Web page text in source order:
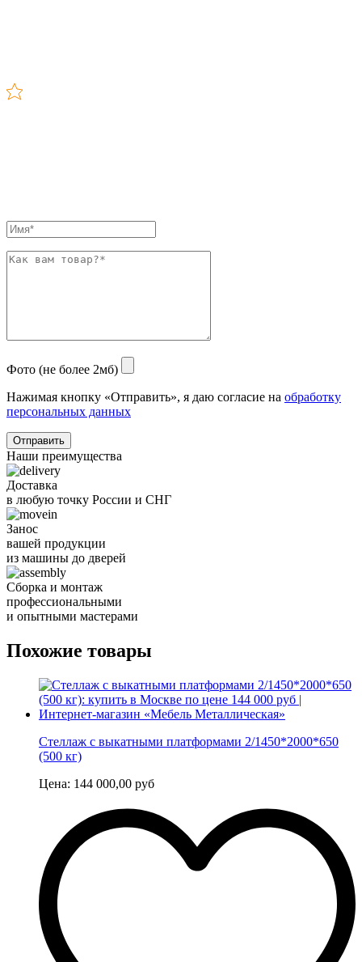
Фото (не более 2мб)
Нажимая кнопку «Отправить», я даю согласие на обработку
персональных данных
Отправить
Наши преимущества
Доставка
в любую точку России и СНГ
Занос
вашей продукции
из машины до дверей
Сборка и монтаж
профессиональными
и опытными мастерами
Похожие товары
Стеллаж с выкатными платформами 2/1450*2000*650
(500 кг)
Цена: 144 000,00 руб